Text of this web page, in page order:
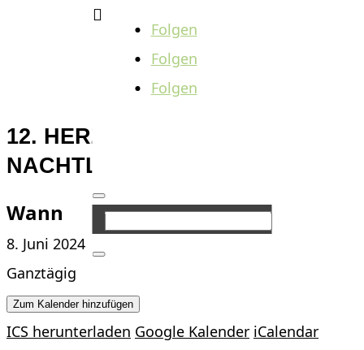

Folgen
Folgen
Folgen
12. HERZOG-GEORG-
NACHTLAUF
Wann
8. Juni 2024
Ganztägig
Zum Kalender hinzufügen
ICS herunterladen Google Kalender iCalendar